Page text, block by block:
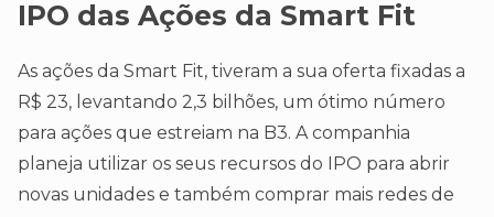
IPO das Ações da Smart Fit
As ações da Smart Fit, tiveram a sua oferta fixadas a
R$ 23, levantando 2,3 bilhões, um ótimo número
para ações que estreiam na B3. A companhia
planeja utilizar os seus recursos do IPO para abrir
novas unidades e também comprar mais redes de